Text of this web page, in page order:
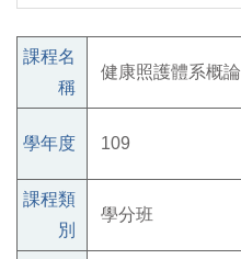
課程名
稱
健康照護體系概論
學年度 109
課程類
別
學分班